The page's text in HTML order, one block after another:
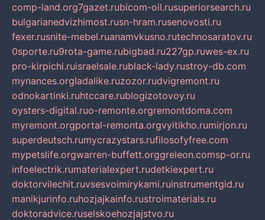
comp-land.org7gazet.rubicom-oil.rusuperiorsearch.ru
bulgarianedvizhimost.rusn-hram.rusenovosti.ru
fexer.rusnite-mebel.ruanamvkusno.rutechnosaratov.ru
0sporte.ru9rota-game.rubigbad.ru227gp.ruwes-ex.ru
pro-kirpichi.ruisraelsale.rublack-lady.rustroy-db.com
mynances.orgladalike.ruzozor.rudvigremont.ru
odnokartinki.ruhtccare.rublogizotovoy.ru
oysters-digital.ruo-remonte.orgremontdoma.com
myremont.orgportal-remonta.orgvyitikho.rumirjon.ru
superdeutsch.rumycrazystars.rufilosofyfree.com
mypetslife.orgwarren-buffett.orggreleon.comsp-or.ru
infoelectrik.rumaterialexpert.rudetkiexpert.ru
doktorvilechit.ruvsesvoimirykami.ruinstrumentgid.ru
manikjurinfo.ruhozjajkainfo.rustroimaterials.ru
doktoradvice.ruselskoehozjajstvo.ru